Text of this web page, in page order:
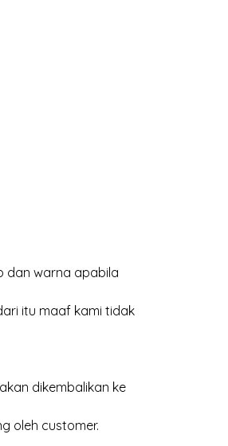
dan warna apabila
itu maaf kami tidak
dikembalikan ke
oleh customer.